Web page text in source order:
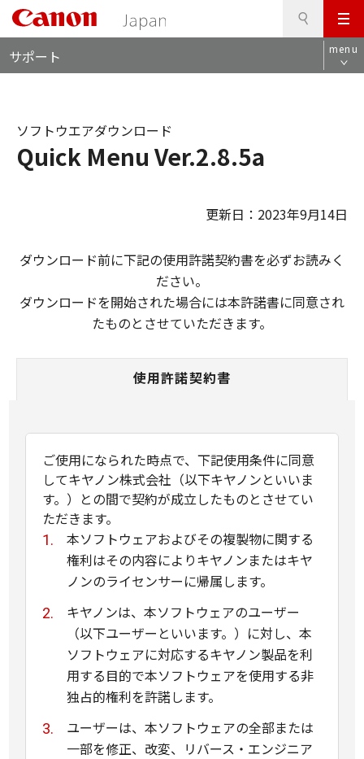
メ
ニ
ュ
サポート menu
Quick Menu Ver.2.8.5a
ソフトウエアダウンロード
更新日：2023年9月14日
ダウンロード前に下記の使用許諾契約書を必ずお読みく
ださい。
ダウンロードを開始された場合には本許諾書に同意され
たものとさせていただきます。
使用許諾契約書
ご使用になられた時点で、下記使用条件に同意
してキヤノン株式会社（以下キヤノンといいま
す。）との間で契約が成立したものとさせてい
ただきます。
本ソフトウェアおよびその複製物に関する
権利はその内容によりキヤノンまたはキヤ
ノンのライセンサーに帰属します。
キヤノンは、本ソフトウェアのユーザー
（以下ユーザーといいます。）に対し、本
ソフトウェアに対応するキヤノン製品を利
用する目的で本ソフトウェアを使用する非
独占的権利を許諾します。
ユーザーは、本ソフトウェアの全部または
一部を修正、改変、リバース・エンジニア